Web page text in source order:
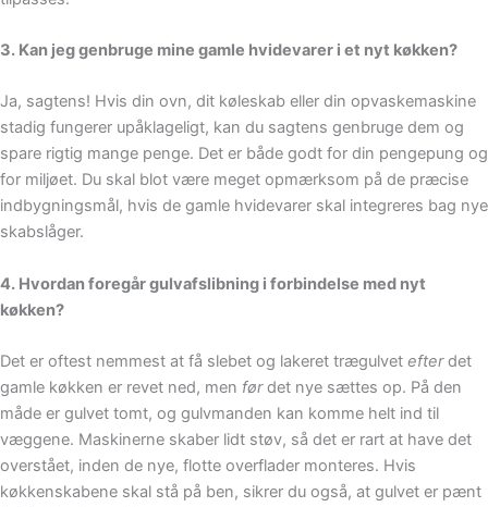
3. Kan jeg genbruge mine gamle hvidevarer i et nyt køkken?
Ja, sagtens! Hvis din ovn, dit køleskab eller din opvaskemaskine
stadig fungerer upåklageligt, kan du sagtens genbruge dem og
spare rigtig mange penge. Det er både godt for din pengepung og
for miljøet. Du skal blot være meget opmærksom på de præcise
indbygningsmål, hvis de gamle hvidevarer skal integreres bag nye
skabslåger.
4. Hvordan foregår gulvafslibning i forbindelse med nyt
køkken?
Det er oftest nemmest at få slebet og lakeret trægulvet efterdet
gamle køkken er revet ned, men førdet nye sættes op. På den
måde er gulvet tomt, og gulvmanden kan komme helt ind til
væggene. Maskinerne skaber lidt støv, så det er rart at have det
overstået, inden de nye, flotte overflader monteres. Hvis
køkkenskabene skal stå på ben, sikrer du også, at gulvet er pænt